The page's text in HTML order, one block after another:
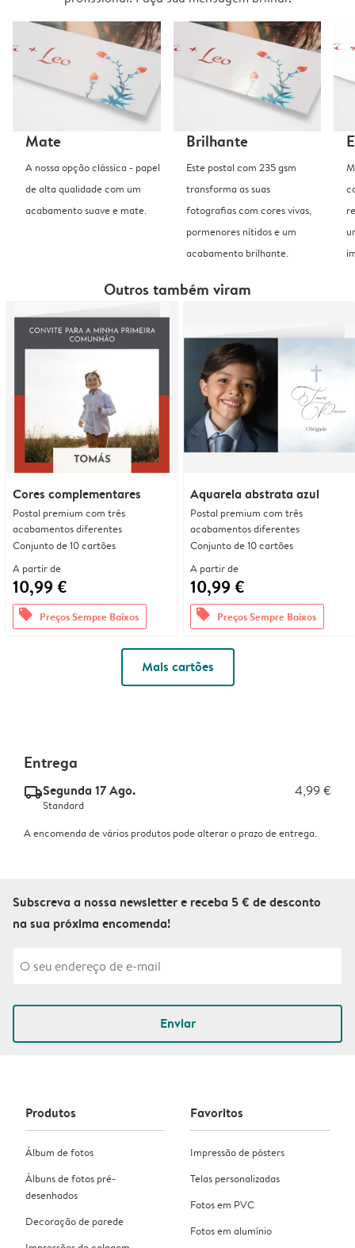
Mate
A nossa opção clássica - papel
de alta qualidade com um
acabamento suave e mate.
Brilhante
Este postal com 235 gsm
transforma as suas
fotografias com cores vivas,
pormenores nítidos e um
acabamento brilhante.
Outros também viram
Cores complementares
Postal premium com três
acabamentos diferentes
Conjunto de 10 cartões
A partir de
10,99 €
offers Preços Sempre Baixos
Aquarela abstrata azul
Postal premium com três
acabamentos diferentes
Conjunto de 10 cartões
A partir de
10,99 €
offers Preços Sempre Baixos
Mais cartões
Entrega
delivery_standard_v2Segunda 17 Ago. 4,99 €
Standard
A encomenda de vários produtos pode alterar o prazo de entrega.
Subscreva a nossa newsletter e receba 5 € de desconto
na sua próxima encomenda!
Enviar
Produtos
Álbum de fotos
Álbuns de fotos pré-
desenhados
Decoração de parede
Favoritos
Impressão de pósters
Telas personalizadas
Fotos em PVC
Fotos em alumínio